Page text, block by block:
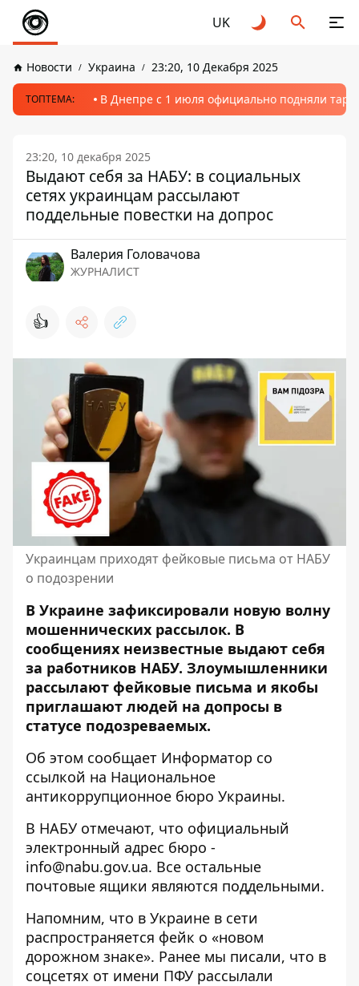
UK
Новости Украина 23:20, 10 Декабря 2025
ТОПТЕМА: В Днепре с 1 июля официально подняли
23:20, 10 декабря 2025
Выдают себя за НАБУ: в социальных
сетях украинцам рассылают
поддельные повестки на допрос
Валерия Головачова
ЖУРНАЛИСТ
👍
Украинцам приходят фейковые письма от НАБУ
о подозрении
В Украине зафиксировали новую волну
мошеннических рассылок. В
сообщениях неизвестные выдают себя
за работников НАБУ. Злоумышленники
рассылают фейковые письма и якобы
приглашают людей на допросы в
статусе подозреваемых.
Об этом сообщает Информатор со
ссылкой на Национальное
антикоррупционное бюро Украины.
В НАБУ отмечают, что официальный
электронный адрес бюро -
info@nabu.gov.ua. Все остальные
почтовые ящики являются поддельными.
Напомним, что в Украине в сети
распространяется фейк о «новом
дорожном знаке». Ранее мы писали, что в
соцсетях от имени ПФУ рассылали